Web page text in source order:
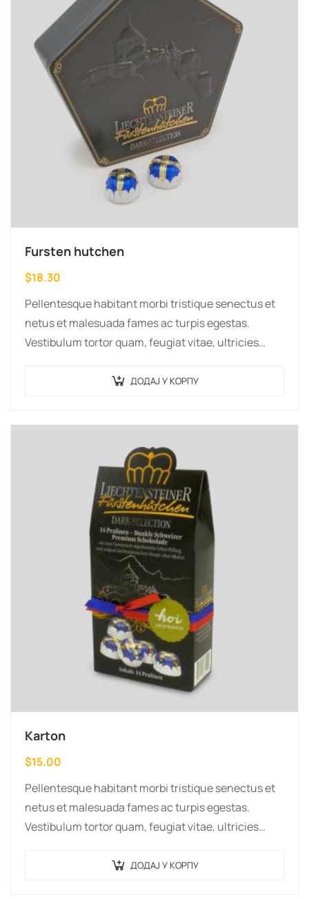
Fursten hutchen
$18.30
Pellentesque habitant morbi tristique senectus et
netus et malesuada fames ac turpis egestas.
Vestibulum tortor quam, feugiat vitae, ultricies
ДОДАЈ У КОРПУ
Karton
$15.00
Pellentesque habitant morbi tristique senectus et
netus et malesuada fames ac turpis egestas.
Vestibulum tortor quam, feugiat vitae, ultricies
ДОДАЈ У КОРПУ